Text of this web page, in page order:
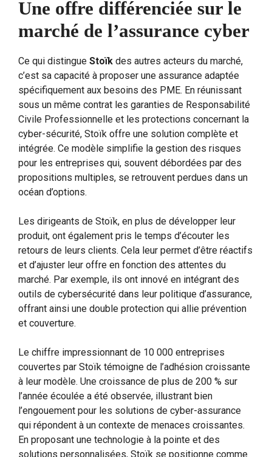
Une offre différenciée sur le
marché de l’assurance cyber
Ce qui distingue Stoïk des autres acteurs du marché,
c’est sa capacité à proposer une assurance adaptée
spécifiquement aux besoins des PME. En réunissant
sous un même contrat les garanties de Responsabilité
Civile Professionnelle et les protections concernant la
cyber-sécurité, Stoïk offre une solution complète et
intégrée. Ce modèle simplifie la gestion des risques
pour les entreprises qui, souvent débordées par des
propositions multiples, se retrouvent perdues dans un
océan d’options.
Les dirigeants de Stoïk, en plus de développer leur
produit, ont également pris le temps d’écouter les
retours de leurs clients. Cela leur permet d’être réactifs
et d’ajuster leur offre en fonction des attentes du
marché. Par exemple, ils ont innové en intégrant des
outils de cybersécurité dans leur politique d’assurance,
offrant ainsi une double protection qui allie prévention
et couverture.
Le chiffre impressionnant de 10 000 entreprises
couvertes par Stoïk témoigne de l’adhésion croissante
à leur modèle. Une croissance de plus de 200 % sur
l’année écoulée a été observée, illustrant bien
l’engouement pour les solutions de cyber-assurance
qui répondent à un contexte de menaces croissantes.
En proposant une technologie à la pointe et des
solutions personnalisées, Stoïk se positionne comme